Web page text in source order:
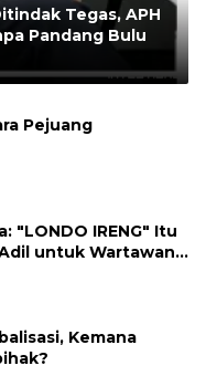
Tegas, APH
Pandang Bulu
Pejuang
"LONDO IRENG" Itu
Kemana